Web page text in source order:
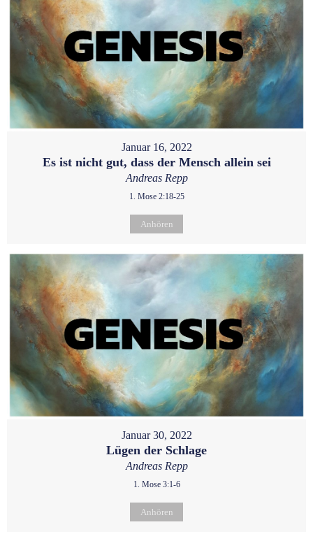
Januar 16, 2022
Es ist nicht gut, dass der Mensch allein sei
Andreas Repp
1. Mose 2:18-25
Anhören
Januar 30, 2022
Lügen der Schlage
Andreas Repp
1. Mose 3:1-6
Anhören